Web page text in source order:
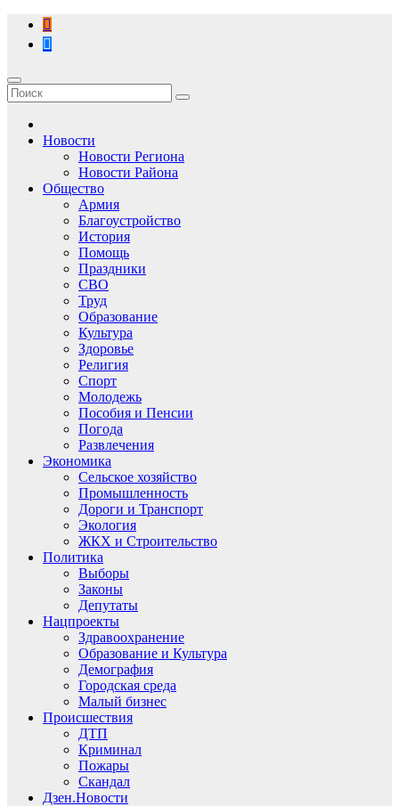
Перейти
содержимому
Новости
Новости Региона
Новости Района
Общество
Армия
Благоустройство
История
Помощь
Праздники
СВО
Труд
Образование
Культура
Здоровье
Религия
Спорт
Молодежь
Пособия и Пенсии
Погода
Развлечения
Экономика
Сельское хозяйство
Промышленность
Дороги и Транспорт
Экология
ЖКХ и Строительство
Политика
Выборы
Законы
Депутаты
Нацпроекты
Здравоохранение
Образование и Культура
Демография
Городская среда
Малый бизнес
Происшествия
ДТП
Криминал
Пожары
Скандал
Дзен.Новости